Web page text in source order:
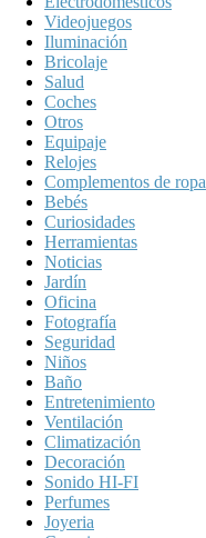
Videojuegos
Iluminación
Bricolaje
Salud
Coches
Otros
Equipaje
Relojes
Complementos de ropa
Bebés
Curiosidades
Herramientas
Noticias
Jardín
Oficina
Fotografía
Seguridad
Niños
Baño
Entretenimiento
Ventilación
Climatización
Decoración
Sonido HI-FI
Perfumes
Joyeria